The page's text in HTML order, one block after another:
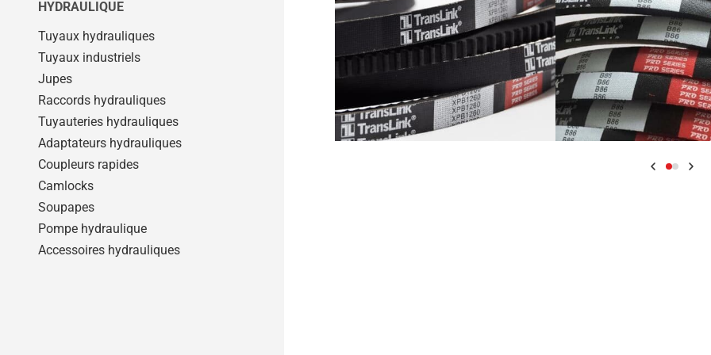
HYDRAULIQUE
Tuyaux hydrauliques
Tuyaux industriels
Jupes
Raccords hydrauliques
Tuyauteries hydrauliques
Adaptateurs hydrauliques
Coupleurs rapides
Camlocks
Soupapes
Pompe hydraulique
Accessoires hydrauliques